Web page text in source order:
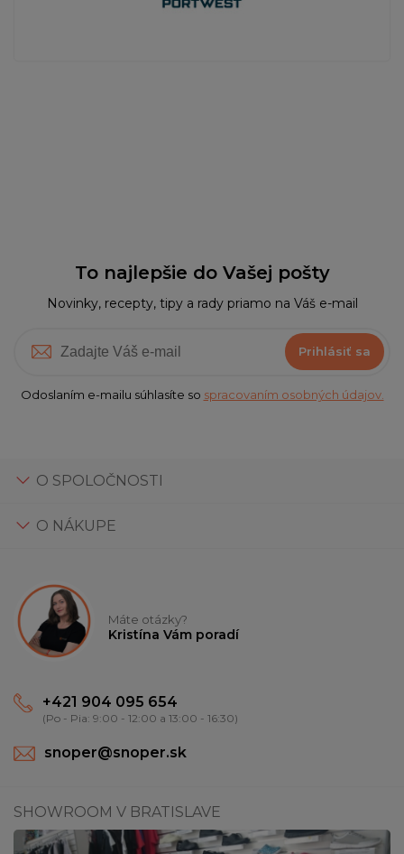
To najlepšie do Vašej pošty
Novinky, recepty, tipy a rady priamo na Váš e-mail
Prihlásiť sa
Odoslaním e-mailu súhlasíte so spracovaním osobných údajov.
O SPOLOČNOSTI
O NÁKUPE
Máte otázky?
Kristína Vám poradí
+421 904 095 654
(Po - Pia: 9:00 - 12:00 a 13:00 - 16:30)
snoper@snoper.sk
SHOWROOM V BRATISLAVE